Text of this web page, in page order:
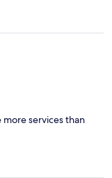
services than